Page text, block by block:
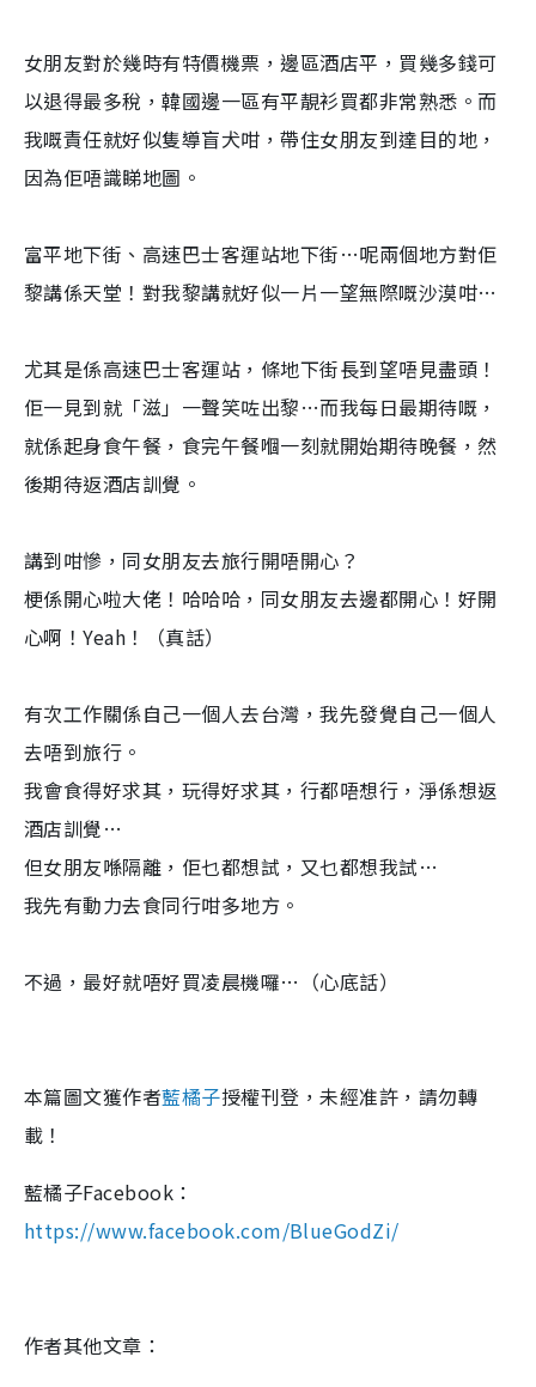
女朋友對於幾時有特價機票，邊區酒店平，買幾多錢可
以退得最多稅，韓國邊一區有平靚衫買都非常熟悉。而
我嘅責任就好似隻導盲犬咁，帶住女朋友到達目的地，
因為佢唔識睇地圖。
富平地下街、高速巴士客運站地下街…呢兩個地方對佢
黎講係天堂！對我黎講就好似一片一望無際嘅沙漠咁…
尤其是係高速巴士客運站，條地下街長到望唔見盡頭！
佢一見到就「滋」一聲笑咗出黎…而我每日最期待嘅，
就係起身食午餐，食完午餐嗰一刻就開始期待晚餐，然
後期待返酒店訓覺。
講到咁慘，同女朋友去旅行開唔開心？
梗係開心啦大佬！哈哈哈，同女朋友去邊都開心！好開
心啊！Yeah！（真話）
有次工作關係自己一個人去台灣，我先發覺自己一個人
去唔到旅行。
我會食得好求其，玩得好求其，行都唔想行，淨係想返
酒店訓覺…
但女朋友喺隔離，佢乜都想試，又乜都想我試…
我先有動力去食同行咁多地方。
不過，最好就唔好買凌晨機囉…（心底話）
本篇圖文獲作者藍橘子授權刊登，未經准許，請勿轉
載！
藍橘子Facebook：
https://www.facebook.com/BlueGodZi/
作者其他文章：